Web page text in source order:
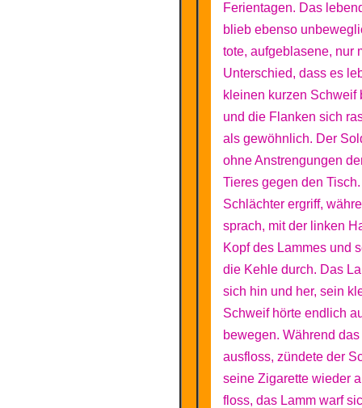
Ferientagen. Das
blieb ebenso
tote, aufgeblasene, nur
Unterschied, dass es
kleinen kurzen Schweif
und die Flanken sich
als gewöhnlich. Der
ohne Anstrengungen
Tieres gegen den
Schlächter ergriff,
sprach, mit der linken
Kopf des Lammes und
die Kehle durch. Das
sich hin und her, sein
Schweif hörte endlich
bewegen. Während
ausfloss, zündete der
seine Zigarette wieder
floss, das Lamm warf